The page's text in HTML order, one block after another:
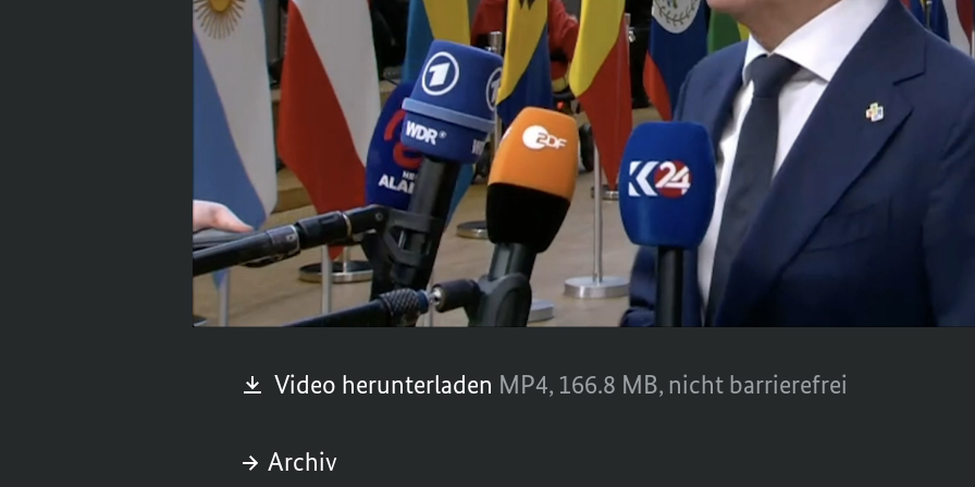
Die Europäische Union wolle gute Beziehungen in alle Welt
besonders zu den Staaten Lateinamerikas und der Karibik“, so
vor Beginn des Gipfels der EU mit den Staats- und
Lateinamerika und der Karibik in Brüssel. Sehen Sie hier sein
Video.
Montag, 17. Juli 2023
Video herunterladen MP4, 166.8 MB, nicht barrierefrei
Archiv